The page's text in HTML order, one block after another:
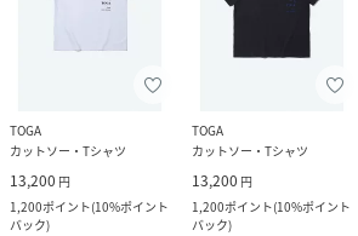
TOGA
カットソー・Tシャツ
13,200 円
1,200ポイント(10%ポイント
バック)
TOGA
カットソー・Tシャツ
13,200 円
1,200ポイント(10%ポイント
バック)